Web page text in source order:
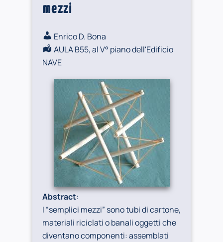
mezzi
Enrico D. Bona
AULA B55, al V° piano dell'Edificio
NAVE
Abstract:
I “semplici mezzi” sono tubi di cartone,
materiali riciclati o banali oggetti che
diventano componenti: assemblati